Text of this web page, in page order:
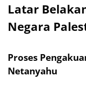
Latar
Negara
Proses
Netanyahu